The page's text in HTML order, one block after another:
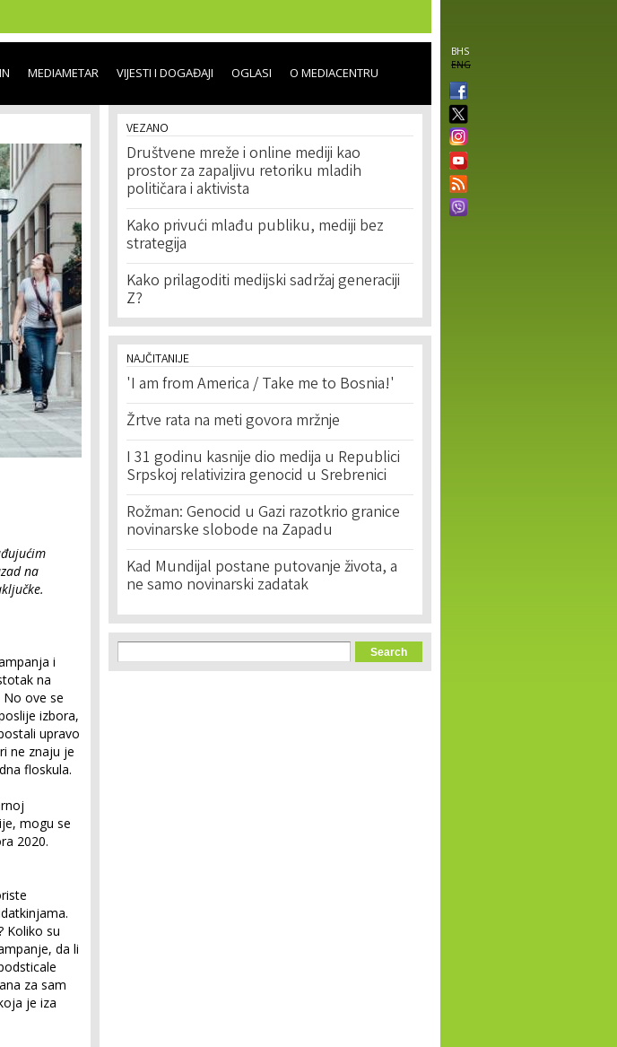
BHS
ENG
MEDIAMETAR VIJESTI I DOGAĐAJI OGLASI O MEDIACENTRU
na
i
na
ove se
izbora,
upravo
ne znaju je
floskula.
mogu se
2020.
Koliko su
da li
za sam
je iza
VEZANO
Društvene mreže i online mediji kao
prostor za zapaljivu retoriku mladih
političara i aktivista
Kako privući mlađu publiku, mediji bez
strategija
Kako prilagoditi medijski sadržaj generaciji
Z?
NAJČITANIJE
'I am from America / Take me to Bosnia!'
Žrtve rata na meti govora mržnje
I 31 godinu kasnije dio medija u Republici
Srpskoj relativizira genocid u Srebrenici
Rožman: Genocid u Gazi razotkrio granice
novinarske slobode na Zapadu
Kad Mundijal postane putovanje života, a
ne samo novinarski zadatak
Search form
Search